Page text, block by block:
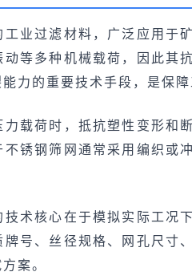
业过滤材料，广泛应用于
等多种机械载荷，因此其
力的重要技术手段，是保障
载荷时，抵抗塑性变形和
锈钢筛网通常采用编织或
术核心在于模拟实际工况
号、丝径规格、网孔尺寸
案。